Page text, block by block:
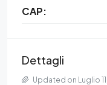
CAP:
Dettagli
Updated on Luglio